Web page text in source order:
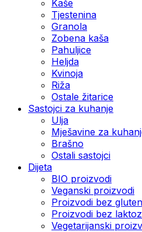
Kaše
Tjestenina
Granola
Zobena kaša
Pahuljice
Heljda
Kvinoja
Riža
Ostale žitarice
Sastojci za kuhanje
Ulja
Mješavine za
Brašno
Ostali sastojci
Dijeta
BIO proizvodi
Veganski proizvodi
Proizvodi bez
Proizvodi bez
Vegetarijanski